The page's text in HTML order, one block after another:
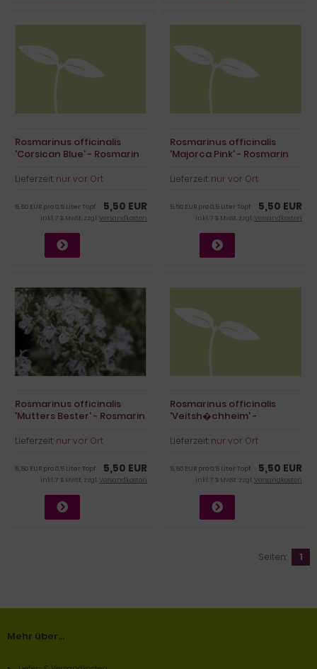
Rosmarinus officinalis
'Corsican Blue' - Rosmarin
Lieferzeit: nur vor Ort
5,50 EUR
5,50 EUR pro 0,5 Liter Topf
inkl. 7 % MwSt. zzgl.Versandkosten
Rosmarinus officinalis
'Majorca Pink' - Rosmarin
Lieferzeit: nur vor Ort
5,50 EUR
5,50 EUR pro 0,5 Liter Topf
inkl. 7 % MwSt. zzgl.Versandkosten
Rosmarinus officinalis
'Mutters Bester' - Rosmarin
Lieferzeit: nur vor Ort
5,50 EUR
5,50 EUR pro 0,5 Liter Topf
inkl. 7 % MwSt. zzgl.Versandkosten
Rosmarinus officinalis
'Veitsh�chheim' -
Lieferzeit: nur vor Ort
5,50 EUR
5,50 EUR pro 0,5 Liter Topf
inkl. 7 % MwSt. zzgl.Versandkosten
Seiten: 1
Mehr über...